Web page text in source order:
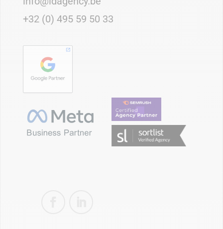
+32 (0) 495 59 50 33